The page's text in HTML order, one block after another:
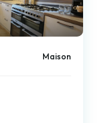
Maison